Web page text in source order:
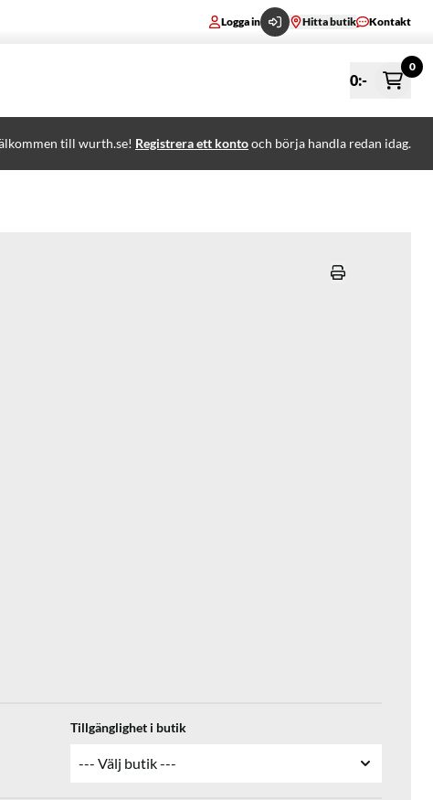
Logga in Hitta butik Kontakt
0:-
0
till wurth.se! Registrera ett kontooch börja handla redan idag.
Tillgänglighet i butik